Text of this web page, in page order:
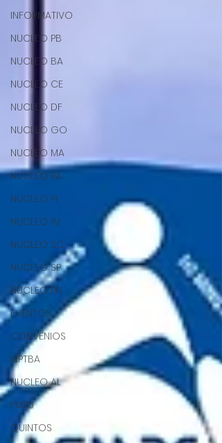
INFORMATIVO
NUCLEO PB
NUCLEO BA
NUCLEO CE
NUCLEO DF
NUCLEO GO
NUCLEO MA
NUCLEO PA
NUCLEO PI
NUCLEO RJ
NUCLEO SC
NUCLEO SP
NUCLEO RN
EVENTOS
CONVÊNIOS
MPTBA
NUCLEO AL
PMPU
QUINTOS